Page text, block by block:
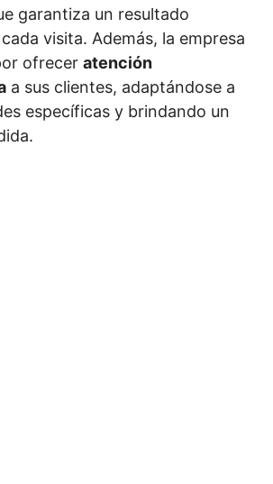
garantiza un resultado
visita. Además, la empresa
ofrecer atención
a sus clientes, adaptándose a
específicas y brindando un